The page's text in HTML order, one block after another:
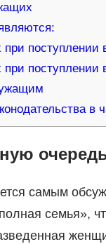
поступлении
поступлении
самым
семья»,